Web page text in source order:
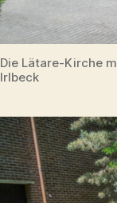
Die Lätare-Kirche
Irlbeck